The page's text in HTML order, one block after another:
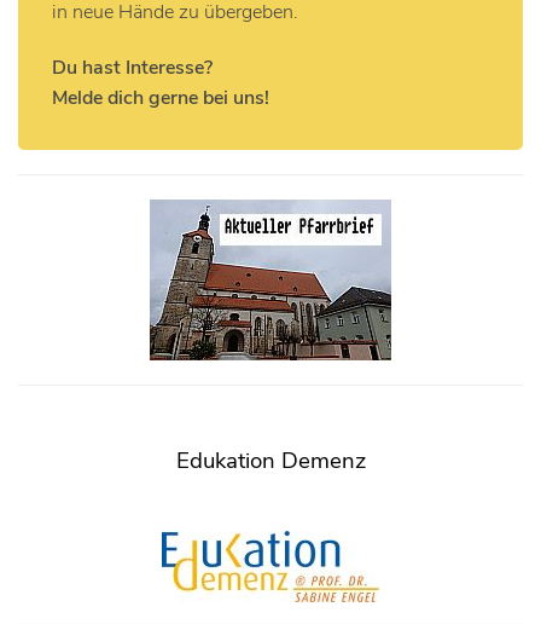
in neue Hände zu übergeben.
Du hast Interesse?
Melde dich gerne bei uns!
Edukation Demenz